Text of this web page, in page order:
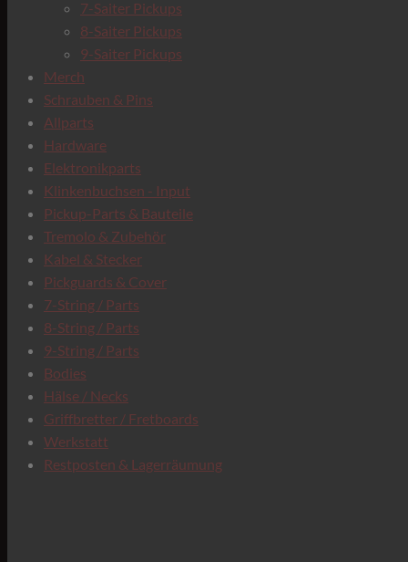
7-Saiter Pickups
8-Saiter Pickups
9-Saiter Pickups
Merch
Schrauben & Pins
Allparts
Hardware
Elektronikparts
Klinkenbuchsen - Input
Pickup-Parts & Bauteile
Tremolo & Zubehör
Kabel & Stecker
Pickguards & Cover
7-String / Parts
8-String / Parts
9-String / Parts
Bodies
Hälse / Necks
Griffbretter / Fretboards
Werkstatt
Restposten & Lagerräumung